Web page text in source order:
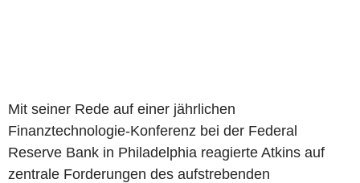
Mit seiner Rede auf einer jährlichen
Finanztechnologie-Konferenz bei der Federal
Reserve Bank in Philadelphia reagierte Atkins auf
zentrale Forderungen des aufstrebenden